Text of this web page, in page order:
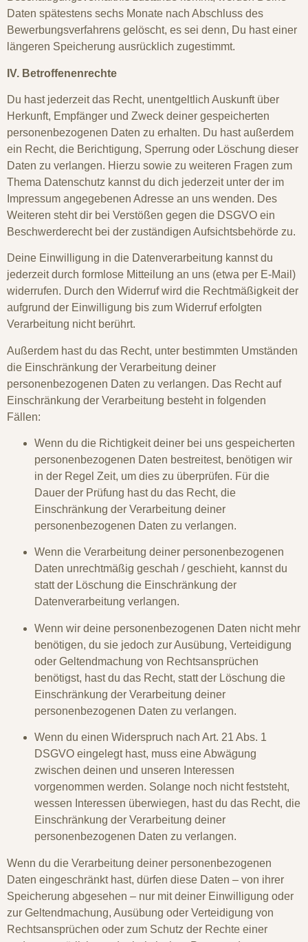
Daten spätestens sechs Monate nach Abschluss des
Bewerbungsverfahrens gelöscht, es sei denn, Du hast einer
längeren Speicherung ausrücklich zugestimmt.
IV. Betroffenenrechte
Du hast jederzeit das Recht, unentgeltlich Auskunft über
Herkunft, Empfänger und Zweck deiner gespeicherten
personenbezogenen Daten zu erhalten. Du hast außerdem
ein Recht, die Berichtigung, Sperrung oder Löschung dieser
Daten zu verlangen. Hierzu sowie zu weiteren Fragen zum
Thema Datenschutz kannst du dich jederzeit unter der im
Impressum angegebenen Adresse an uns wenden. Des
Weiteren steht dir bei Verstößen gegen die DSGVO ein
Beschwerderecht bei der zuständigen Aufsichtsbehörde zu.
Deine Einwilligung in die Datenverarbeitung kannst du
jederzeit durch formlose Mitteilung an uns (etwa per E-Mail)
widerrufen. Durch den Widerruf wird die Rechtmäßigkeit der
aufgrund der Einwilligung bis zum Widerruf erfolgten
Verarbeitung nicht berührt.
Außerdem hast du das Recht, unter bestimmten Umständen
die Einschränkung der Verarbeitung deiner
personenbezogenen Daten zu verlangen. Das Recht auf
Einschränkung der Verarbeitung besteht in folgenden
Fällen:
Wenn du die Richtigkeit deiner bei uns gespeicherten
personenbezogenen Daten bestreitest, benötigen wir
in der Regel Zeit, um dies zu überprüfen. Für die
Dauer der Prüfung hast du das Recht, die
Einschränkung der Verarbeitung deiner
personenbezogenen Daten zu verlangen.
Wenn die Verarbeitung deiner personenbezogenen
Daten unrechtmäßig geschah / geschieht, kannst du
statt der Löschung die Einschränkung der
Datenverarbeitung verlangen.
Wenn wir deine personenbezogenen Daten nicht mehr
benötigen, du sie jedoch zur Ausübung, Verteidigung
oder Geltendmachung von Rechtsansprüchen
benötigst, hast du das Recht, statt der Löschung die
Einschränkung der Verarbeitung deiner
personenbezogenen Daten zu verlangen.
Wenn du einen Widerspruch nach Art. 21 Abs. 1
DSGVO eingelegt hast, muss eine Abwägung
zwischen deinen und unseren Interessen
vorgenommen werden. Solange noch nicht feststeht,
wessen Interessen überwiegen, hast du das Recht, die
Einschränkung der Verarbeitung deiner
personenbezogenen Daten zu verlangen.
Wenn du die Verarbeitung deiner personenbezogenen
Daten eingeschränkt hast, dürfen diese Daten – von ihrer
Speicherung abgesehen – nur mit deiner Einwilligung oder
zur Geltendmachung, Ausübung oder Verteidigung von
Rechtsansprüchen oder zum Schutz der Rechte einer